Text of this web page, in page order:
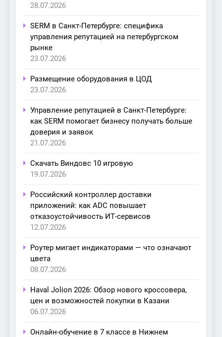
28.07.2026
SERM в Санкт-Петербурге: специфика
управления репутацией на петербургском
рынке
23.07.2026
Размещение оборудования в ЦОД
23.07.2026
Управление репутацией в Санкт-Петербурге:
как SERM помогает бизнесу получать больше
доверия и заявок
21.07.2026
Скачать Виндовс 10 игровую
19.07.2026
Российский контроллер доставки
приложений: как ADC повышает
отказоустойчивость ИТ-сервисов
12.07.2026
Роутер мигает индикаторами — что означают
цвета
08.07.2026
Haval Jolion 2026: Обзор нового кроссовера,
цен и возможностей покупки в Казани
06.07.2026
Онлайн-обучение в 7 классе в Нижнем